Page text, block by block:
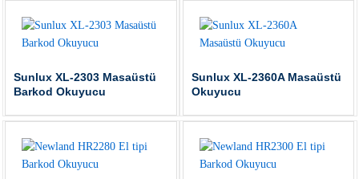
Sunlux XL-2303 Masaüstü
Barkod Okuyucu
Sunlux XL-2360A Masaüstü
Okuyucu